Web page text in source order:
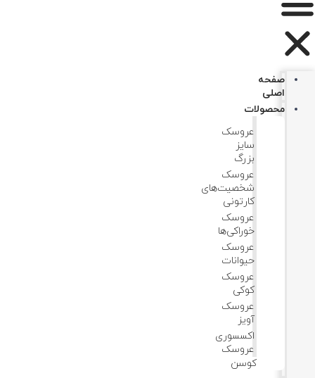
صفحه
اصلی
محصولات
عروسک
سایز
بزرگ
عروسک‌
شخصیت‌های
کارتونی
عروسک
خوراکی‌ها
عروسک
حیوانات
عروسک
کوکی
عروسک
آویز
اکسسوری
عروسک
کوسن